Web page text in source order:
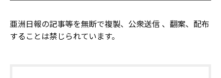
亜洲日報の記事等を無断で複製、公衆送信 、翻案、配布
することは禁じられています。